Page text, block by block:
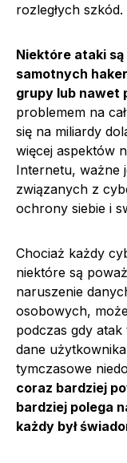
rozległych szkód.
Niektóre ataki
samotnych
grupy lub nawet
problemem na
się na miliardy
więcej aspektów
Internetu, ważne
związanych z
ochrony siebie i
Chociaż każdy
niektóre są
naruszenie
osobowych,
podczas gdy
dane
tymczasowe
coraz bardziej
bardziej polega
każdy był